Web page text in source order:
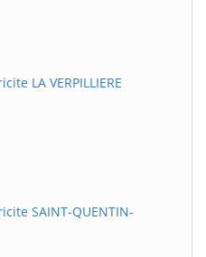
LA VERPILLIERE
SAINT-QUENTIN-